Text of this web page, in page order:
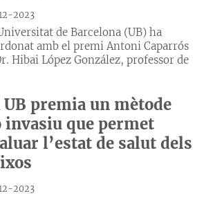
2023
de Barcelona (UB) ha
amb el premi Antoni Caparrós
Hibai López González, professor de
UB premia un mètode
invasiu que permet
l’estat de salut dels
2023